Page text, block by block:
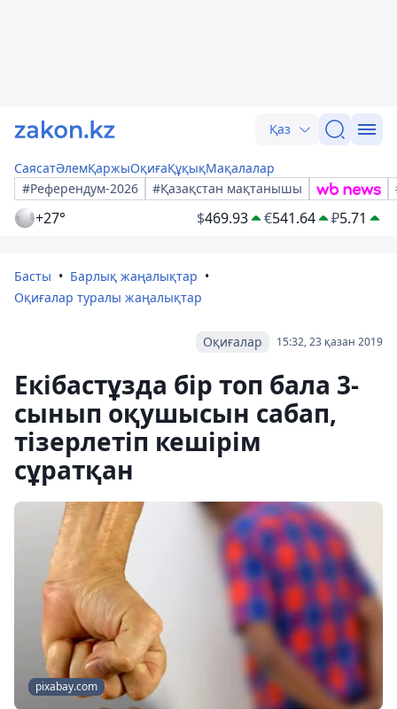
Қаз
СаясатӘлемҚаржыОқиғаҚұқықМақалалар
#Референдум-2026
#Қазақстан мақтанышы
+27° $469.93 €541.64 ₽5.71
Басты
Барлық жаңалықтар
Оқиғалар туралы жаңалықтар
15:32, 23 қазан 2019
Оқиғалар
Екібастұзда бір топ бала 3-
сынып оқушысын сабап,
тізерлетіп кешірім
сұратқан
pixabay.com